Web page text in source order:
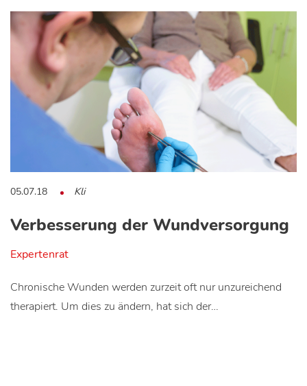
05.07.18 Kli
Verbesserung der Wundversorgung
Expertenrat
Chronische Wunden werden zurzeit oft nur unzureichend
therapiert. Um dies zu ändern, hat sich der…